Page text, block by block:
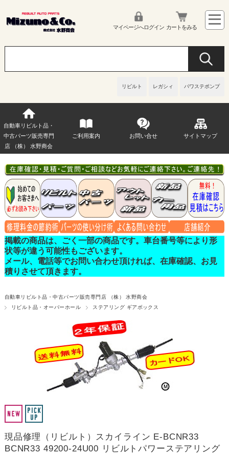
リビルト レガシィ パワステポンプ
マイページへログイン カートをみる
自動車リビルト品・
中古パーツ販売専門
店 （株） 水野商会
ご利用案内 お問い合せ サイトマップ
掲載の商品は、ごく一部の商品です。車台番号等により形
状等が違う可能性もございます。
メール、電話等でお問い合わせ頂ければ、在庫確認、お見
積りさせて頂きます。
自動車リビルト品・中古パーツ販売専門店 （株） 水野商会
リビルト品・オーバーホール
ステアリング ギアボックス
現品修理（リビルト）スカイライン E-BCNR33
BCNR33 49200-24U00 リビルトパワーステアリング